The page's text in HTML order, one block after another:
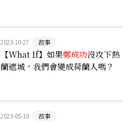
2023-10-27 故事
【What If】如果鄭成功沒攻下熱
蘭遮城，我們會變成荷蘭人嗎？
2023-05-10 故事